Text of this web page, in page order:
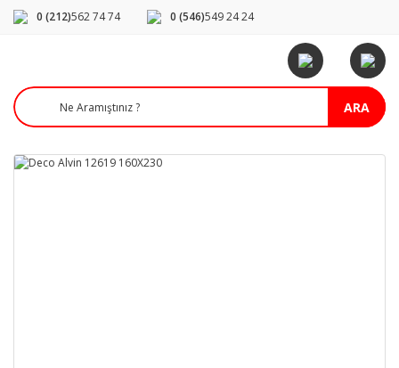
0 (212)562 74 74 0 (546)549 24 24
ARA